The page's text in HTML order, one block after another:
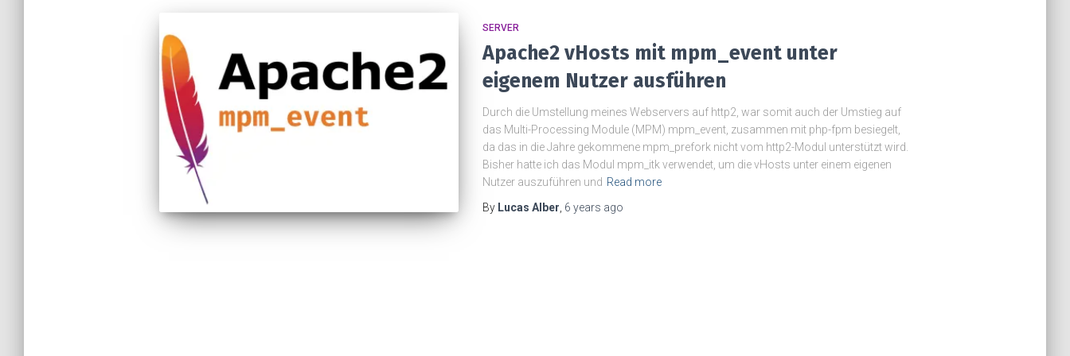
SERVER
Apache2 vHosts mit mpm_event unter
eigenem Nutzer ausführen
Durch die Umstellung meines Webservers auf http2, war somit auch der Umstieg auf
das Multi-Processing Module (MPM) mpm_event, zusammen mit php-fpm besiegelt,
da das in die Jahre gekommene mpm_prefork nicht vom http2-Modul unterstützt wird.
Bisher hatte ich das Modul mpm_itk verwendet, um die vHosts unter einem eigenen
Nutzer auszuführen und Read more
By Lucas Alber 6 years ago